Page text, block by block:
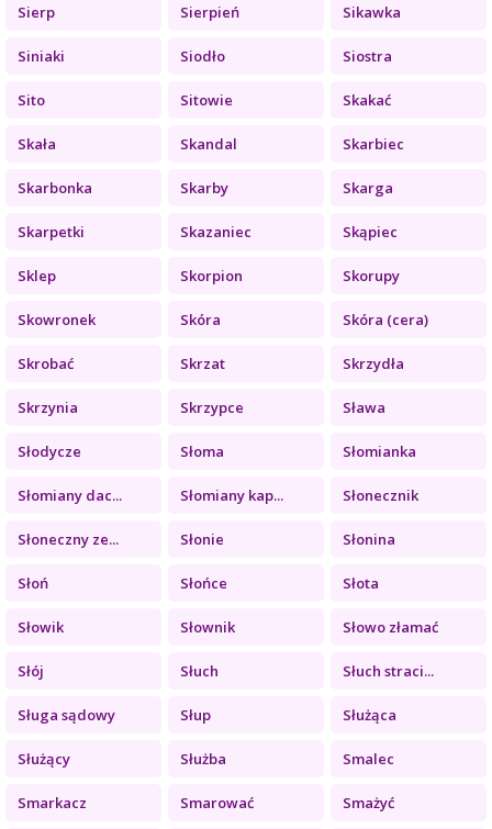
Sierp Sierpień Sikawka
Siniaki Siodło Siostra
Sito Sitowie Skakać
Skała Skandal Skarbiec
Skarbonka Skarby Skarga
Skarpetki Skazaniec Skąpiec
Sklep Skorpion Skorupy
Skowronek Skóra Skóra (cera)
Skrobać Skrzat Skrzydła
Skrzynia Skrzypce Sława
Słodycze Słoma Słomianka
Słomiany dac... Słomiany kap... Słonecznik
Słoneczny ze... Słonie Słonina
Słoń Słońce Słota
Słowik Słownik Słowo złamać
Słój Słuch Słuch straci...
Sługa sądowy Słup Służąca
Służący Służba Smalec
Smarkacz Smarować Smażyć